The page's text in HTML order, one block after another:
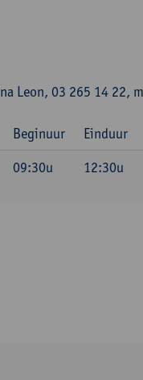
Leon, 03 265 14 22,
Beginuur Einduur
09:30u 12:30u